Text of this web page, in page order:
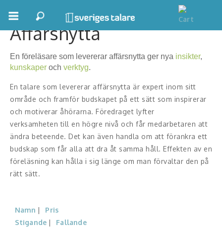
Boka ett möte
Samhällsnytta
Inspiration
Personlig utveckling, målsättning
Life Stories & Trivsel
Keynote
Moderator
Affärsnytta
En föreläsare som levererar affärsnytta ger nya insikter,
kunskaper och verktyg.
En talare som levererar affärsnytta är expert inom sitt
område och framför budskapet på ett sätt som inspirerar
och motiverar åhörarna. Föredraget lyfter
verksamheten till en högre nivå och får medarbetaren att
ändra beteende. Det kan även handla om att förankra ett
budskap som får alla att dra åt samma håll. Effekten av en
föreläsning kan hålla i sig länge om man förvaltar den på
rätt sätt.
Namn
Pris
Stigande
Fallande